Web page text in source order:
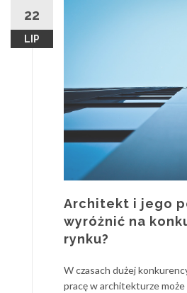
22
LIP
Architekt i jego
wyróżnić na
rynku?
W czasach dużej
pracę w architekturze